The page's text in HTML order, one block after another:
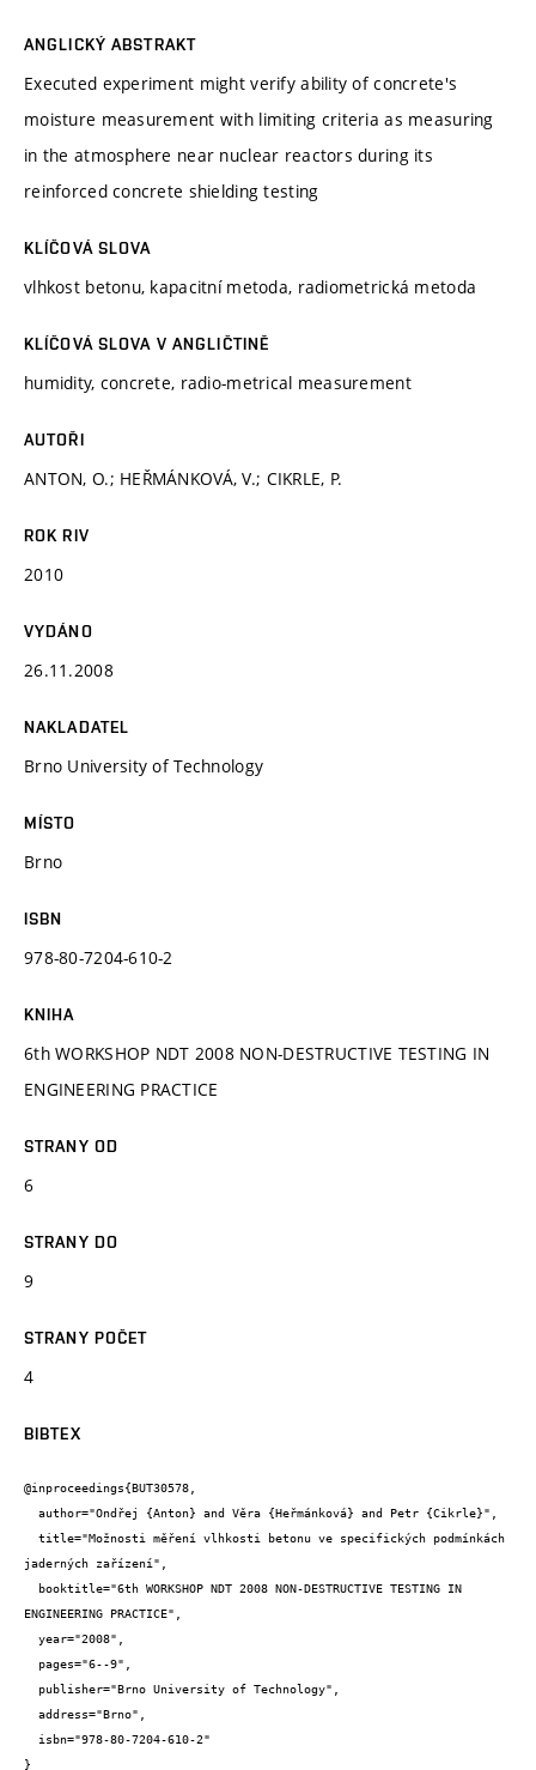
ANGLICKÝ ABSTRAKT
Executed experiment might verify ability of concrete's
moisture measurement with limiting criteria as measuring
in the atmosphere near nuclear reactors during its
reinforced concrete shielding testing
KLÍČOVÁ SLOVA
vlhkost betonu, kapacitní metoda, radiometrická metoda
KLÍČOVÁ SLOVA V ANGLIČTINĚ
humidity, concrete, radio-metrical measurement
AUTOŘI
ANTON, O.; HEŘMÁNKOVÁ, V.; CIKRLE, P.
ROK RIV
2010
VYDÁNO
26.11.2008
NAKLADATEL
Brno University of Technology
MÍSTO
Brno
ISBN
978-80-7204-610-2
KNIHA
6th WORKSHOP NDT 2008 NON-DESTRUCTIVE TESTING IN
ENGINEERING PRACTICE
STRANY OD
6
STRANY DO
9
STRANY POČET
4
BIBTEX
@inproceedings{BUT30578,
jaderných zařízení",
ENGINEERING PRACTICE",
}